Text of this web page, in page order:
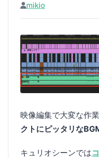
mikio
映像編集で大変な作
クトにピッタリな
キュリオシーンでは